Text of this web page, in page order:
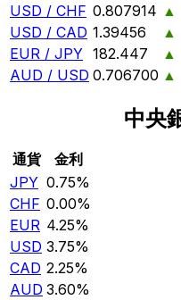
USD / CHF 0.807914 ▲
USD / CAD 1.39456
▲
EUR / JPY 182.447
▲
AUD / USD 0.706700 ▲
中央
通貨
金利
JPY 0.75%
CHF 0.00%
EUR 4.25%
USD 3.75%
CAD 2.25%
AUD 3.60%